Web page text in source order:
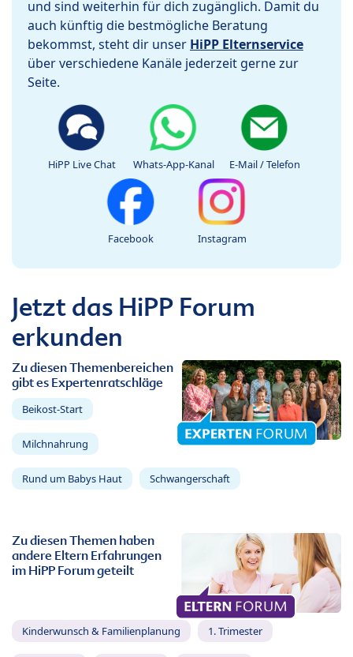
und sind weiterhin für dich zugänglich. Damit du
auch künftig die bestmögliche Beratung
bekommst, steht dir unser HiPP Elternservice
über verschiedene Kanäle jederzeit gerne zur
Seite.
HiPP Live Chat Whats-App-Kanal E-Mail / Telefon
Facebook Instagram
Jetzt das HiPP Forum
erkunden
Zu diesen Themenbereichen
gibt es Expertenratschläge
Beikost-Start
Milchnahrung
Rund um Babys Haut Schwangerschaft
Zu diesen Themen haben
andere Eltern Erfahrungen
im HiPP Forum geteilt
Kinderwunsch & Familienplanung 1. Trimester